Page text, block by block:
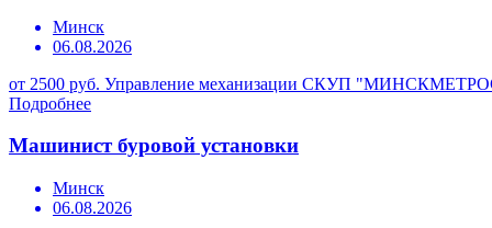
Минск
06.08.2026
от 2500 руб. Управление механизации СКУП
Подробнее
Машинист буровой установки
Минск
06.08.2026